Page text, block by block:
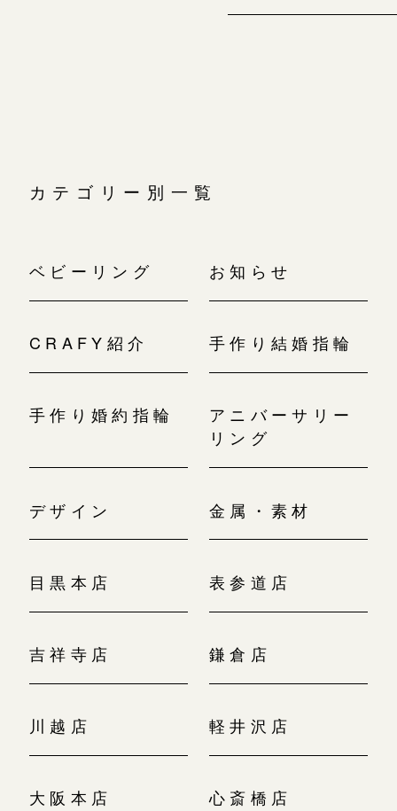
カテゴリー別一覧
ベビーリング お知らせ
CRAFY紹介 手作り結婚指輪
手作り婚約指輪
アニバーサリー
リング
デザイン 金属・素材
目黒本店 表参道店
吉祥寺店 鎌倉店
川越店 軽井沢店
大阪本店 心斎橋店